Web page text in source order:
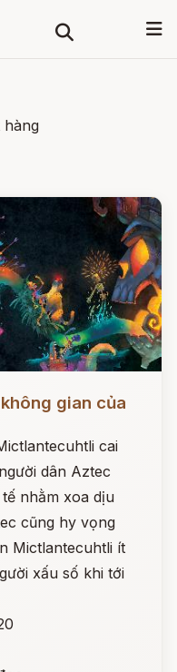
hàng
gian của
cai
dân Aztec
nhằm xoa dịu
cũng hy vọng
Mictlantecuhtli ít
xấu số khi tới